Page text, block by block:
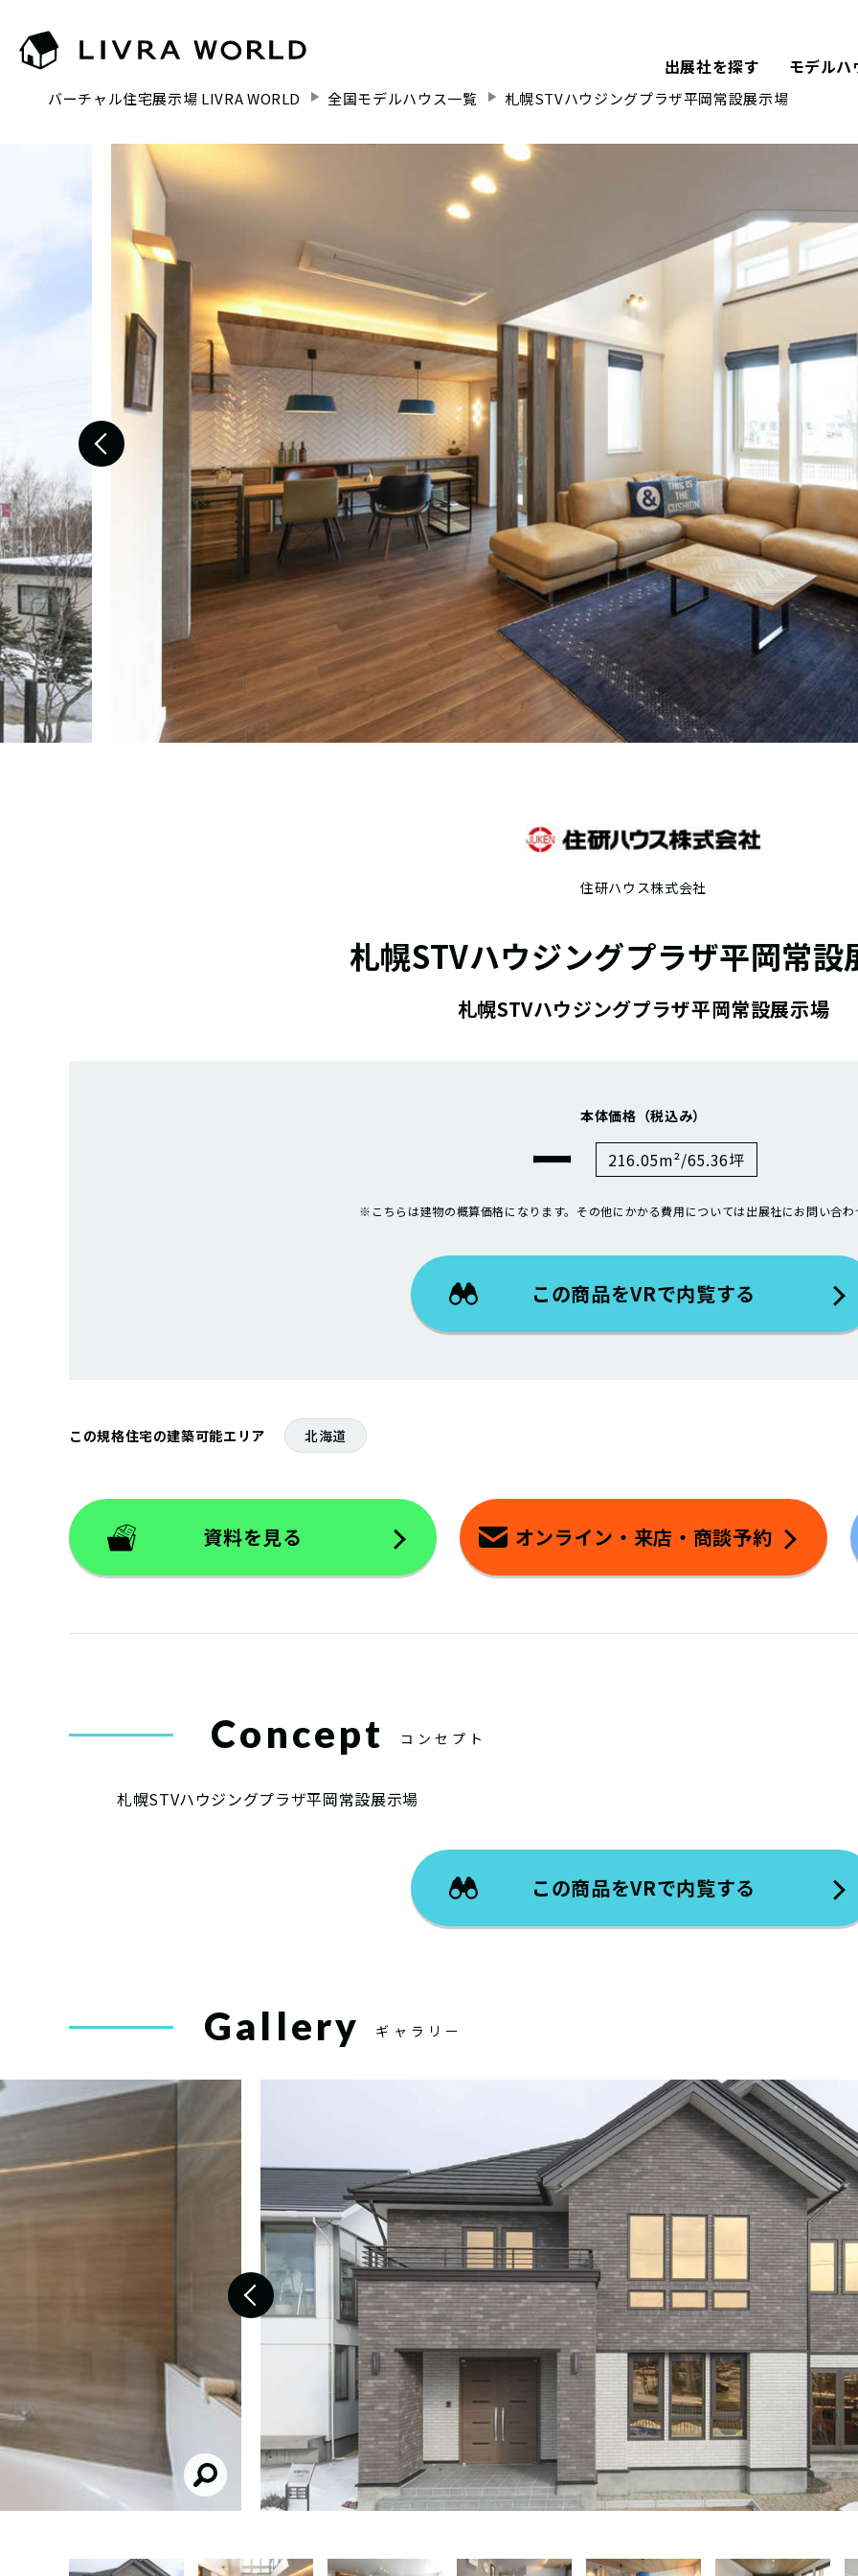
出展社を探す モデル
バーチャル住宅展示場 LIVRA WORLD 全国モデルハウス一覧 札幌STVハウジングプラザ平岡常設展示場
住研ハウス株式会社
札幌STVハウジングプラザ平岡常設
札幌STVハウジングプラザ平岡常設展示場
本体価格（税込み）
ー 216.05m²/65.36坪
※こちらは建物の概算価格になります。その他にかかる費用については出展社にお問い合
この商品をVRで内覧する
この規格住宅の建築可能エリア 北海道
資料を見る オンライン・来店・商談予約
Concept コンセプト
札幌STVハウジングプラザ平岡常設展示場
この商品をVRで内覧する
Gallery ギャラリー